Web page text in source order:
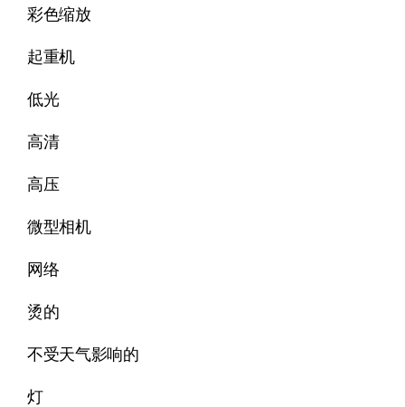
彩色缩放
起重机
低光
高清
高压
微型相机
网络
烫的
不受天气影响的
灯